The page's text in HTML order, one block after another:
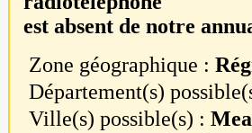
est absent de notre
Zone géographique :
Département(s)
Ville(s) possible(s) :